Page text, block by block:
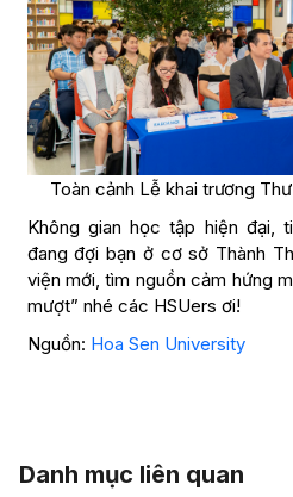
Toàn cảnh Lễ khai trương
Không gian học tập hiện đại,
đang đợi bạn ở cơ sở Thành
viện mới, tìm nguồn cảm hứng
mượt” nhé các HSUers ơi!
Nguồn: Hoa Sen University
Danh mục liên quan